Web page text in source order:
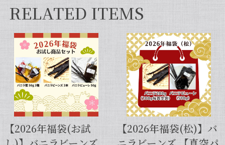
セット タヒチ種 + ブルボン種 10本 サイズだけ訳あり バニラビーンズ VANILLA VILLAGE
2026/01/28
【スタンドパック※通常サイズ】完全無添加・天然バニラ蜜_送料無料（200g）/バニラシロップ/シロップ/バニラビーンズ/製菓材料/バニラペースト/バニラエッセンス/ギフト
2025/05/31
RELATED ITEMS
【2026年福袋(お試
【2026年福袋(松)】バ